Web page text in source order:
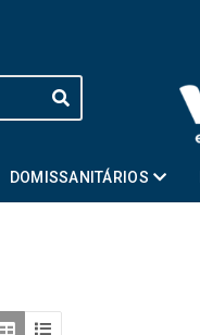
DOMISSANITÁRIOS